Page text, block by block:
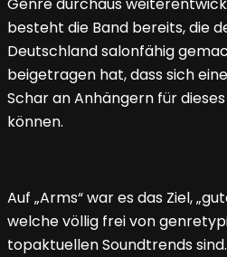
Genre durchaus
besteht die Band bereits, die
Deutschland salonfähig
beigetragen hat, dass sich
Schar an Anhängern für
können.
Auf „Arms“ war es das Ziel,
welche völlig frei von
topaktuellen Soundtrends sind.